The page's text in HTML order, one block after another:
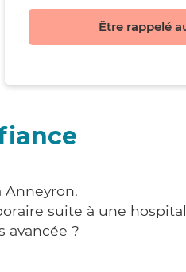
Être rappelé
Anneyron.
suite à une
?